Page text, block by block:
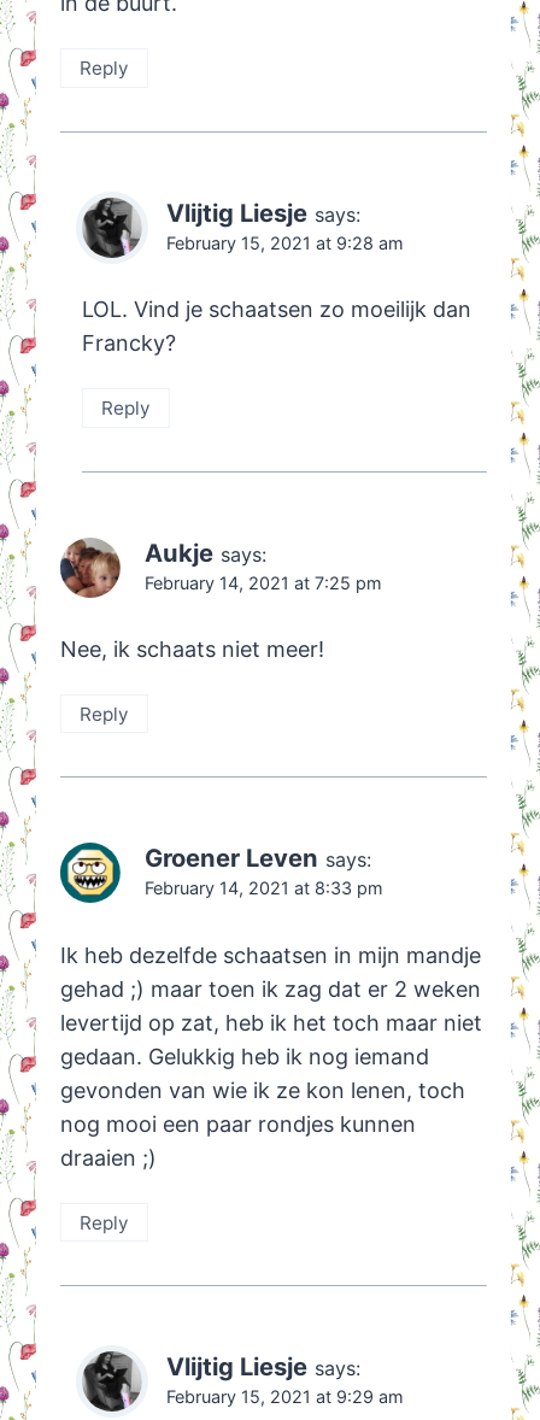
Reply
Vlijtig Liesje says:
February 15, 2021 at 9:28 am
LOL. Vind je schaatsen zo moeilijk dan
Francky?
Reply
Aukje says:
February 14, 2021 at 7:25 pm
Nee, ik schaats niet meer!
Reply
Groener Leven says:
February 14, 2021 at 8:33 pm
Ik heb dezelfde schaatsen in mijn mandje
gehad ;) maar toen ik zag dat er 2 weken
levertijd op zat, heb ik het toch maar niet
gedaan. Gelukkig heb ik nog iemand
gevonden van wie ik ze kon lenen, toch
nog mooi een paar rondjes kunnen
draaien ;)
Reply
Vlijtig Liesje says:
February 15, 2021 at 9:29 am